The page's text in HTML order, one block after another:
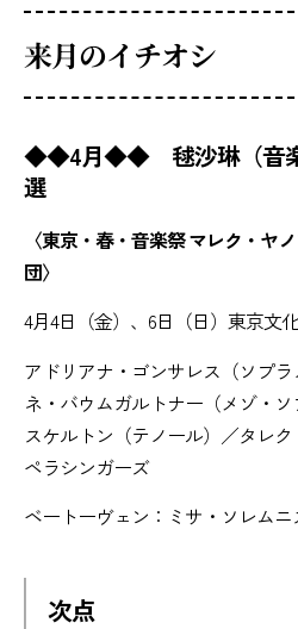
来月のイチオシ
◆◆4月◆◆ 毬沙琳（音楽
選
〈東京・春・音楽祭 マレク・ヤ
団〉
4月4日（金）、6日（日）東京文
アドリアナ・ゴンサレス（ソプ
ネ・バウムガルトナー（メゾ・
スケルトン（テノール）／タレ
ペラシンガーズ
ベートーヴェン：ミサ・ソレムニ
次点